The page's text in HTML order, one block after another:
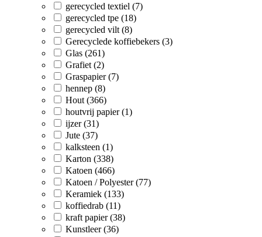
gerecycled textiel (7)
gerecycled tpe (18)
gerecycled vilt (8)
Gerecyclede koffiebekers (3)
Glas (261)
Grafiet (2)
Graspapier (7)
hennep (8)
Hout (366)
houtvrij papier (1)
ijzer (31)
Jute (37)
kalksteen (1)
Karton (338)
Katoen (466)
Katoen / Polyester (77)
Keramiek (133)
koffiedrab (11)
kraft papier (38)
Kunstleer (36)